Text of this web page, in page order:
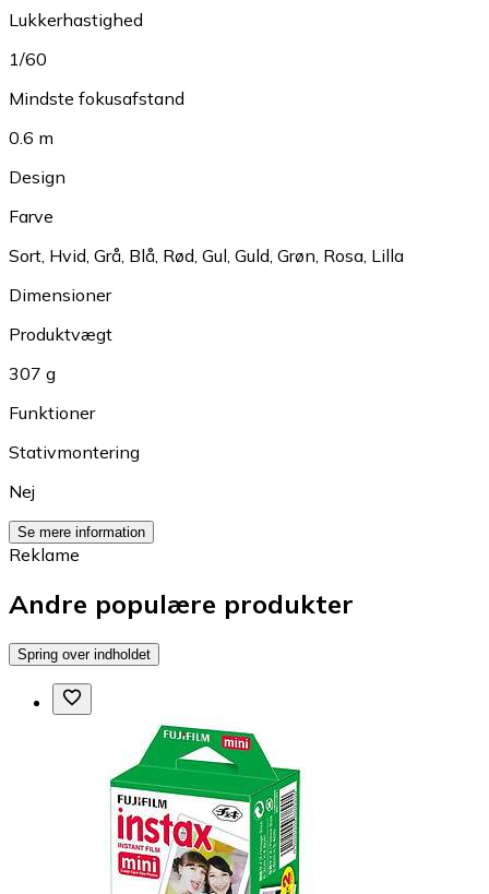
Lukkerhastighed
1/60
Mindste fokusafstand
0.6 m
Design
Farve
Sort, Hvid, Grå, Blå, Rød, Gul, Guld, Grøn, Rosa, Lilla
Dimensioner
Produktvægt
307 g
Funktioner
Stativmontering
Nej
Se mere information
Reklame
Andre populære produkter
Spring over indholdet